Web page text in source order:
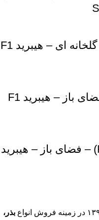
بذر گوجه گلخانه ای ۳۷۲۵ – گلخانه ای – هیبرید F1
بذر گوجه فرنگی ردجیدا – فضای باز – هیبرید F1
بذر گوجه گرد فیونان (Fiona) – فضای باز – هیبرید
بذر،